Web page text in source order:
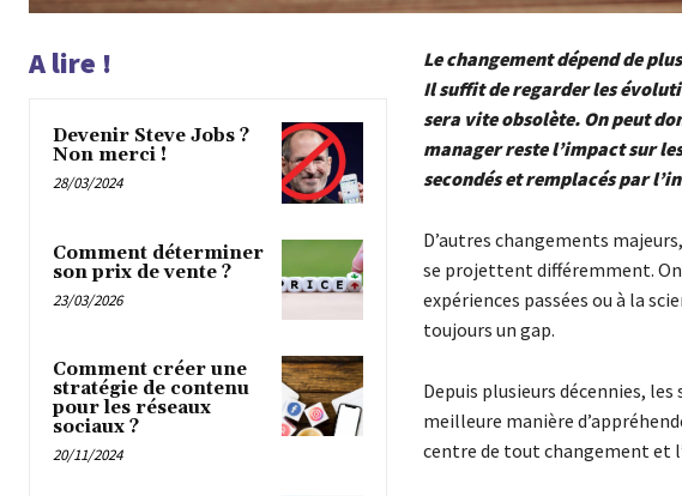
A lire !
Devenir Steve Jobs ?
Non merci !
28/03/2024
Comment déterminer
son prix de vente ?
23/03/2026
Comment créer une
stratégie de contenu
pour les réseaux
sociaux ?
20/11/2024
Le changement dépend de
Il suffit de regarder les
sera vite obsolète. On peut
manager reste l’impact sur
secondés et remplacés par
D’autres changements
se projettent différemment.
expériences passées ou à la
toujours un gap.
Depuis plusieurs décennies,
meilleure manière
centre de tout changement et